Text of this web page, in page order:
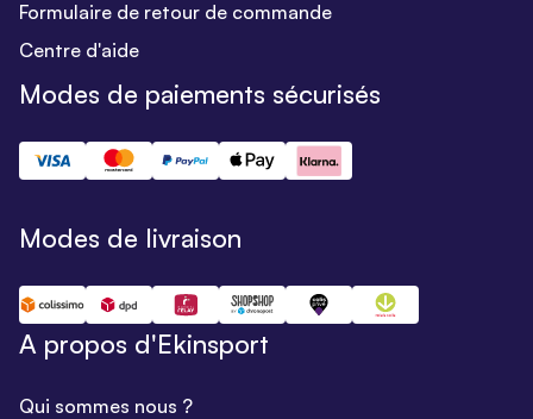
Formulaire de retour de commande
Centre d'aide
Modes de paiements sécurisés
Modes de livraison
A propos d'Ekinsport
Qui sommes nous ?